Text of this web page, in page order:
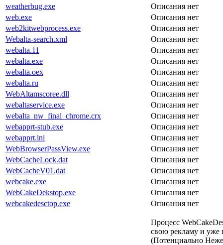
weatherbug.exe
Описания нет
web.exe
Описания нет
web2kitwebprocess.exe
Описания нет
Webalta-search.xml
Описания нет
webalta.11
Описания нет
webalta.exe
Описания нет
webalta.oex
Описания нет
webalta.ru
Описания нет
WebAltamscoree.dll
Описания нет
webaltaservice.exe
Описания нет
webalta_nw_final_chrome.crx
Описания нет
webapprt-stub.exe
Описания нет
webapprt.ini
Описания нет
WebBrowserPassView.exe
Описания нет
WebCacheLock.dat
Описания нет
WebCacheV01.dat
Описания нет
webcake.exe
Описания нет
WebCakeDekstop.exe
Описания нет
webcakedesctop.exe
Описания нет
Процесс
свою рекламу и уже
(Потенциально